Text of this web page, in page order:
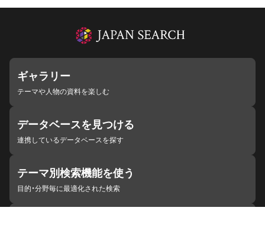
ギャラリー
テーマや人物の資料を楽しむ
データベースを見つける
連携しているデータベースを探す
テーマ別検索機能を使う
目的・分野毎に最適化された検索